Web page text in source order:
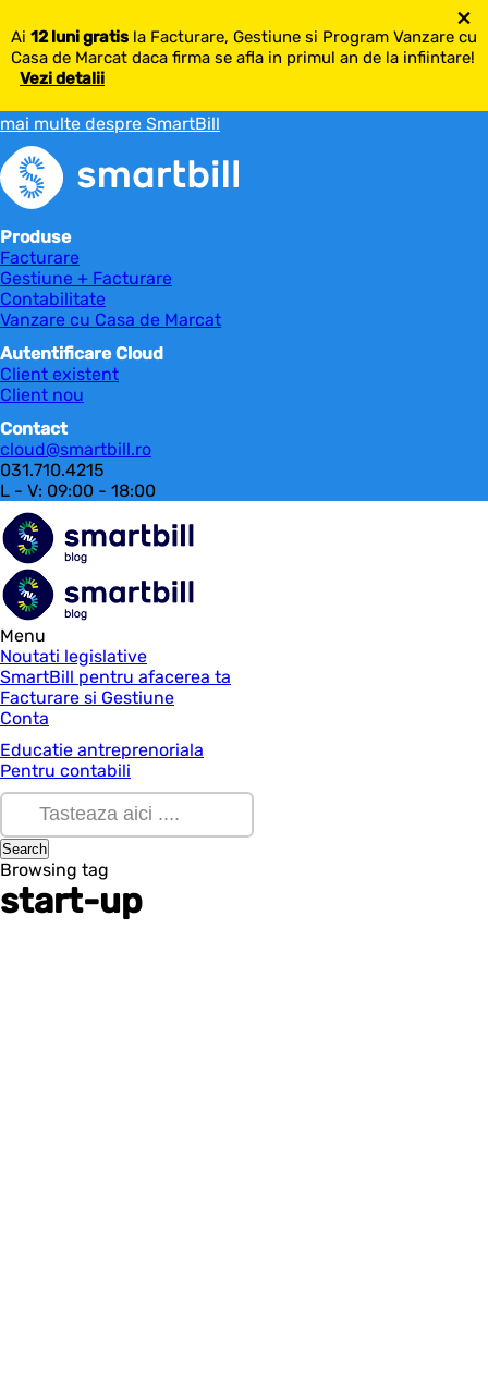
Ai 12 luni gratis la Facturare, Gestiune si Program Vanzare cu
Casa de Marcat daca firma se afla in primul an de la infiintare!
Vezi detalii
×
mai multe despre SmartBill
Produse
Facturare
Gestiune + Facturare
Contabilitate
Vanzare cu Casa de Marcat
Autentificare Cloud
Client existent
Client nou
Contact
cloud@smartbill.ro
031.710.4215
L - V: 09:00 - 18:00
Menu
Noutati legislative
SmartBill pentru afacerea ta
Facturare si Gestiune
Conta
Educatie antreprenoriala
Pentru contabili
Browsing tag
start-up